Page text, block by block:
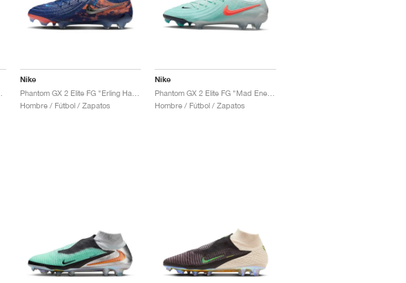
Nike
Hombre / Fútbol / Zapatos
Nike
Hombre / Fútbol / Zapatos